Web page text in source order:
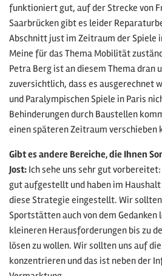
funktioniert gut, auf der Strecke von
Saarbrücken gibt es leider
Abschnitt just im Zeitraum der Spiele
Meine für das Thema Mobilität
Petra Berg ist an diesem Thema dran
zuversichtlich, dass es ausgerechnet
und Paralympischen Spiele in Paris
Behinderungen durch Baustellen
einen späteren Zeitraum verschieben
Gibt es andere Bereiche, die Ihnen
Jost: Ich sehe uns sehr gut
gut aufgestellt und haben im
diese Strategie eingestellt. Wir
Sportstätten auch von dem Gedanken
kleineren Herausforderungen bis zu
lösen zu wollen. Wir sollten uns auf
konzentrieren und das ist neben der